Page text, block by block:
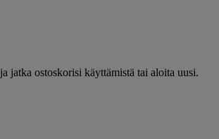
ja jatka ostoskorisi käyttämistä tai aloita uusi.